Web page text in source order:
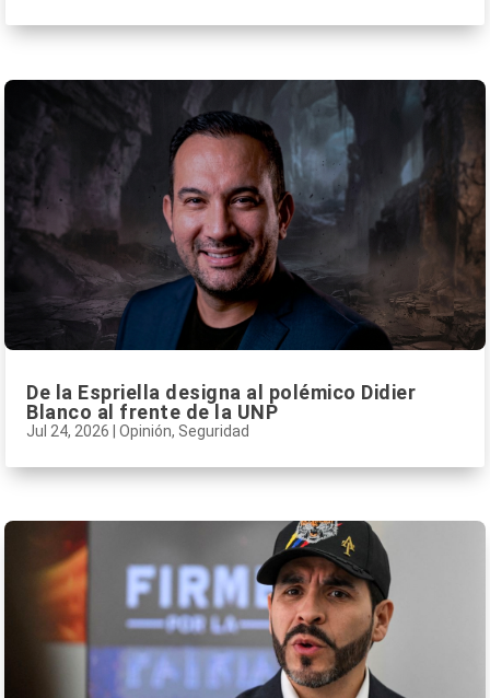
De la Espriella designa al polémico Didier
Blanco al frente de la UNP
Jul 24, 2026 Opinión, Seguridad